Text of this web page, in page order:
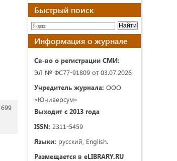
699
Быстрый поиск
Информация о журнале
Св-во о регистрации СМИ:
ЭЛ № ФС77-91809 от 03.07.2026
Учредитель журнала: ООО
«Юниверсум»
Выходит с 2013 года
ISSN: 2311-5459
Языки: русский, English.
Размещается в eLIBRARY.RU